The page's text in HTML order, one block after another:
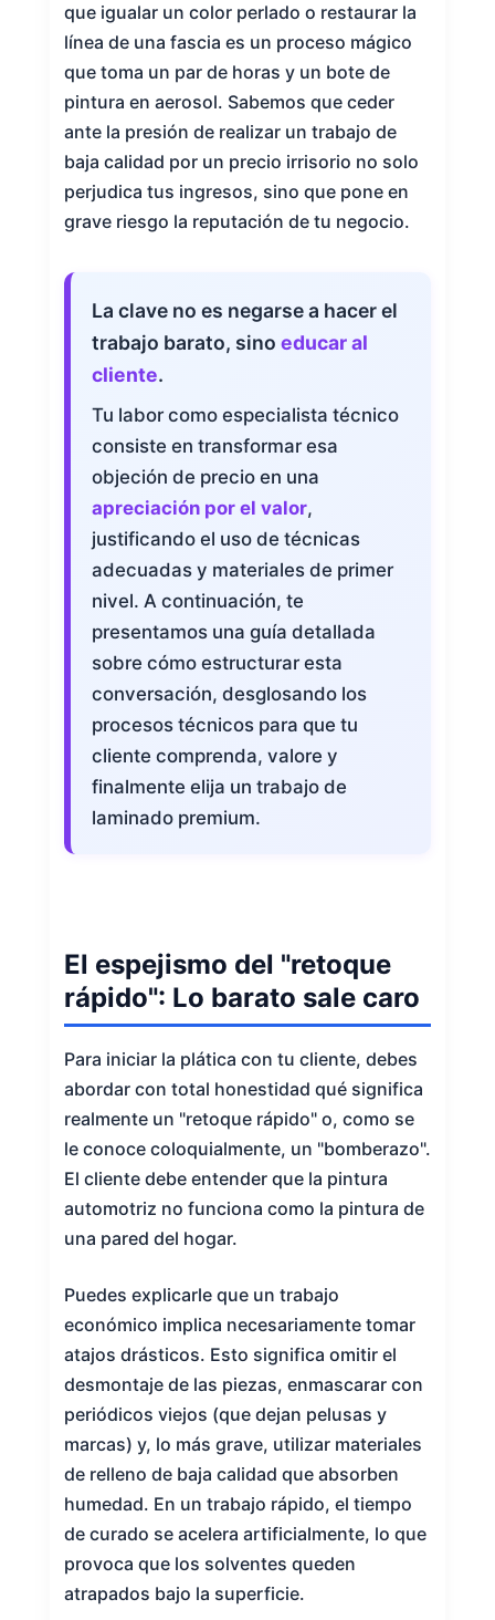
que igualar un color perlado o restaurar la
línea de una fascia es un proceso mágico
que toma un par de horas y un bote de
pintura en aerosol. Sabemos que ceder
ante la presión de realizar un trabajo de
baja calidad por un precio irrisorio no solo
perjudica tus ingresos, sino que pone en
grave riesgo la reputación de tu negocio.
La clave no es negarse a hacer el
trabajo barato, sino educar al
cliente.
Tu labor como especialista técnico
consiste en transformar esa
objeción de precio en una
apreciación por el valor,
justificando el uso de técnicas
adecuadas y materiales de primer
nivel. A continuación, te
presentamos una guía detallada
sobre cómo estructurar esta
conversación, desglosando los
procesos técnicos para que tu
cliente comprenda, valore y
finalmente elija un trabajo de
laminado premium.
El espejismo del "retoque
rápido": Lo barato sale caro
Para iniciar la plática con tu cliente, debes
abordar con total honestidad qué significa
realmente un "retoque rápido" o, como se
le conoce coloquialmente, un "bomberazo".
El cliente debe entender que la pintura
automotriz no funciona como la pintura de
una pared del hogar.
Puedes explicarle que un trabajo
económico implica necesariamente tomar
atajos drásticos. Esto significa omitir el
desmontaje de las piezas, enmascarar con
periódicos viejos (que dejan pelusas y
marcas) y, lo más grave, utilizar materiales
de relleno de baja calidad que absorben
humedad. En un trabajo rápido, el tiempo
de curado se acelera artificialmente, lo que
provoca que los solventes queden
atrapados bajo la superficie.